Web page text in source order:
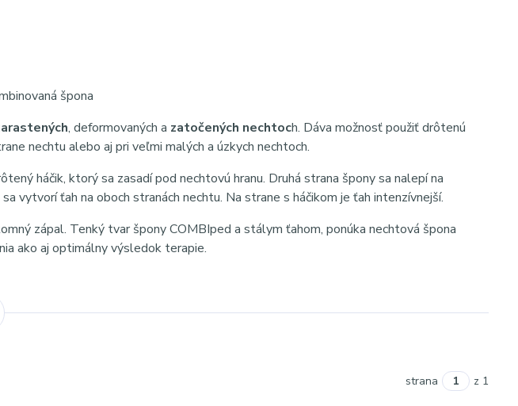
špona
, deformovaných a zatočených nechtoch. Dáva možnosť použiť drôtenú
nechtu alebo aj pri veľmi malých a úzkych nechtoch.
háčik, ktorý sa zasadí pod nechtovú hranu. Druhá strana špony sa nalepí na
vytvorí ťah na oboch stranách nechtu. Na strane s háčikom je ťah intenzívnejší.
zápal. Tenký tvar špony COMBIped a stálym ťahom, ponúka nechtová špona
ako aj optimálny výsledok terapie.
strana z 1